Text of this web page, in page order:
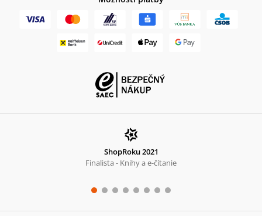
ShopRoku 2021
Finalista - Knihy a e-čítanie